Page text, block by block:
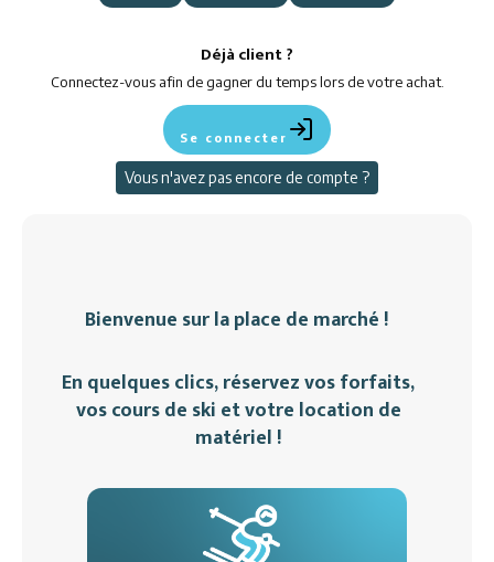
Hébergements
Activités
Animations
Déjà client ?
Connectez-vous afin de gagner du temps lors de votre achat.
Se connecter
Vous n'avez pas encore de compte ?
Bienvenue sur la place de marché !
En quelques clics, réservez vos forfaits,
vos cours de ski et votre location de
matériel !